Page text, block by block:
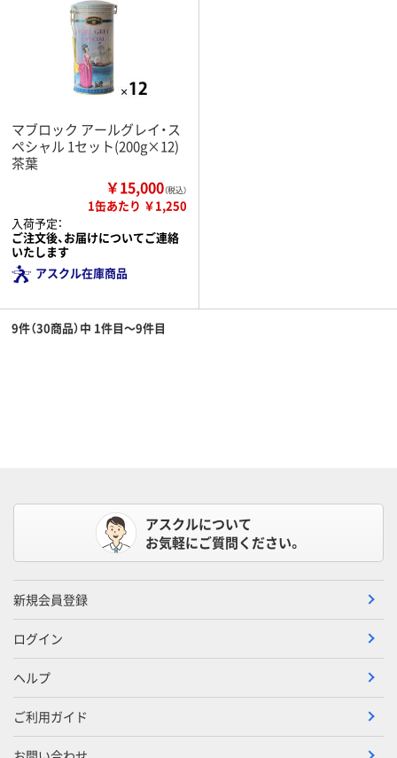
マブロック アールグレイ・ス
ペシャル 1セット(200g×12)
茶葉
￥15,000（税込）
1缶あたり ￥1,250
入荷予定：
ご注文後、お届けについてご連絡
いたします
アスクル在庫商品
9件（30商品）中 1件目～9件目
アスクルについて
お気軽にご質問ください。
新規会員登録
ログイン
ヘルプ
ご利用ガイド